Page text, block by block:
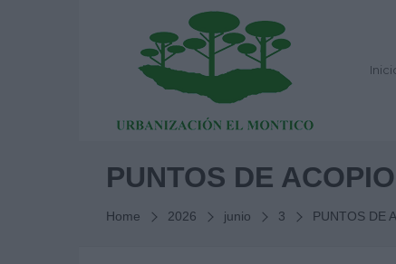
PUNTOS DE
Home 2026 junio 3 PUNTOS DE